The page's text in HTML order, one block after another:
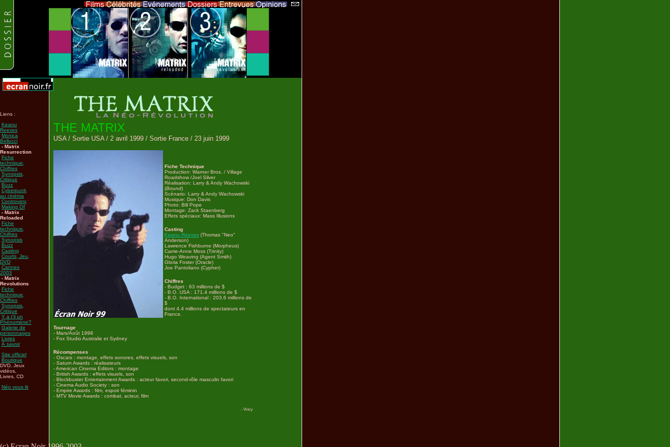
Liens :
Keanu
Reeves
Monica
Bellucci
- Matrix
Resurrection
Fiche
technique,
Chiffres
Synopsis,
Critique
Buzz
Cyberpunk
au cinéma
Controverx
Making Of
- Matrix
Reloaded
Fiche
technique,
Chiffres
Synopsis
Buzz
Casting
Courts, Jeu,
DVD
Cannes
2003
- Matrix
Revolutions
Fiche
technique,
Chiffres
Synopsis,
Critique
Y a t'il un
Phénomène?
Galerie de
personnages
Livres
À savoir
Site officiel
Boutique
DVD, Jeux
vidéos,
Livres, CD
Néo vous lit
THE MATRIX
USA / Sortie USA / 2 avril 1999 / Sortie France / 23 juin 1999
Fiche Technique
Production: Warner Bros. / Village
Roadshow /Joel Silver
Réalisation: Larry & Andy Wachowski
(Bound)
Scénario: Larry & Andy Wachowski
Musique: Don Davis
Photo: Bill Pope
Montage: Zack Staenberg
Effets spéciaux: Mass Illusions
Casting
Keanu Reeves (Thomas "Neo"
Anderson)
Lawrence Fishburne (Morpheus)
Carrie-Anne Moss (Trinity)
Hugo Weaving (Agent Smith)
Gloria Foster (Oracle)
Joe Pantoliano (Cypher)
Chiffres
- Budget : 63 millions de $
- B.O. USA : 171.4 millions de $
- B.O. International : 203.6 millions de
$
dont 4.4 millions de spectateurs en
France.
Tournage
- Mars/Août 1998
- Fox Studio Australie et Sydney
Récompenses
- Oscars : montage, effets sonores, effets visuels, son
- Saturn Awards : réalisateurs
- American Cinema Editors : montage
- British Awards : effets visuels, son
- Blockbuster Entertainment Awards : acteur favori, second-rôle masculin favori
- Cinema Audio Society : son
- Empire Awards : film, espoir féminin
- MTV Movie Awards : combat, acteur, film
- Vincy